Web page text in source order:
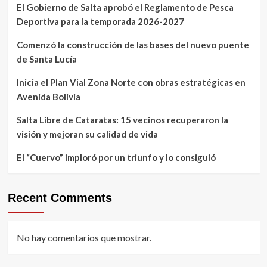
El Gobierno de Salta aprobó el Reglamento de Pesca
Deportiva para la temporada 2026-2027
Comenzó la construcción de las bases del nuevo puente
de Santa Lucía
Inicia el Plan Vial Zona Norte con obras estratégicas en
Avenida Bolivia
Salta Libre de Cataratas: 15 vecinos recuperaron la
visión y mejoran su calidad de vida
El “Cuervo” imploró por un triunfo y lo consiguió
Recent Comments
No hay comentarios que mostrar.